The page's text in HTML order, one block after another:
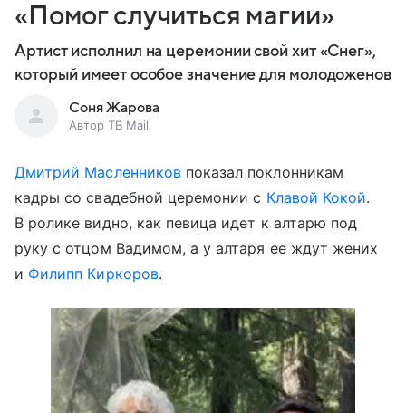
«Помог случиться магии»
Артист исполнил на церемонии свой хит «Снег»,
который имеет особое значение для молодоженов
Соня Жарова
Автор ТВ Mail
Дмитрий Масленниковпоказал поклонникам
кадры со свадебной церемонии с Клавой Кокой.
В ролике видно, как певица идет к алтарю под
руку с отцом Вадимом, а у алтаря ее ждут жених
и Филипп Киркоров.